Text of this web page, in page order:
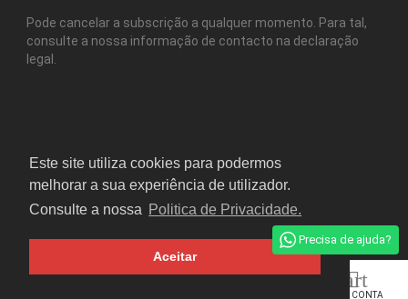
Este site utiliza cookies para podermos
melhorar a sua experiência de utilizador.
Consulte a nossa Politica de Privacidade.
Aceitar
Precisa de ajuda?
Pode cancelar a subscrição a qualquer momento. Para tal,
consulte a nossa informação de contacto na declaração
legal.
© Copyright Kensho Bonsai Studio 2026
home apps shopping_cart

A SUA CONTA